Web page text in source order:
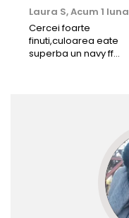
Laura S,Acum 1 luna
Cercei foarte
finuti,culoarea eate
superba un navy ff